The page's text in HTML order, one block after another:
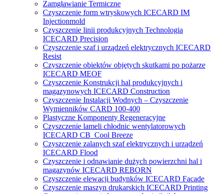
Zamgławianie Termiczne
Czyszczenie form wtryskowych ICECARD IM
Injectionmold
Czyszczenie linii produkcyjnych Technologią
ICECARD Precision
Czyszczenie szaf i urządzeń elektrycznych ICECARD
Resist
Czyszczenie obiektów objętych skutkami po pożarze
ICECARD MEOF
Czyszczenie Konstrukcji hal produkcyjnych i
magazynowych ICECARD Construction
Czyszczenie Instalacji Wodnych – Czyszczenie
Wymienników CARD 100-400
Plastyczne Komponenty Regeneracyjne
Czyszczenie lameli chłodnic wentylatorowych
ICECARD CB Cool Breeze
Czyszczenie zalanych szaf elektrycznych i urządzeń
ICECARD Flood
Czyszczenie i odnawianie dużych powierzchni hal i
magazynów ICECARD REBORN
Czyszczenie elewacji budynków ICECARD Facade
Czyszczenie maszyn drukarskich ICECARD Printing